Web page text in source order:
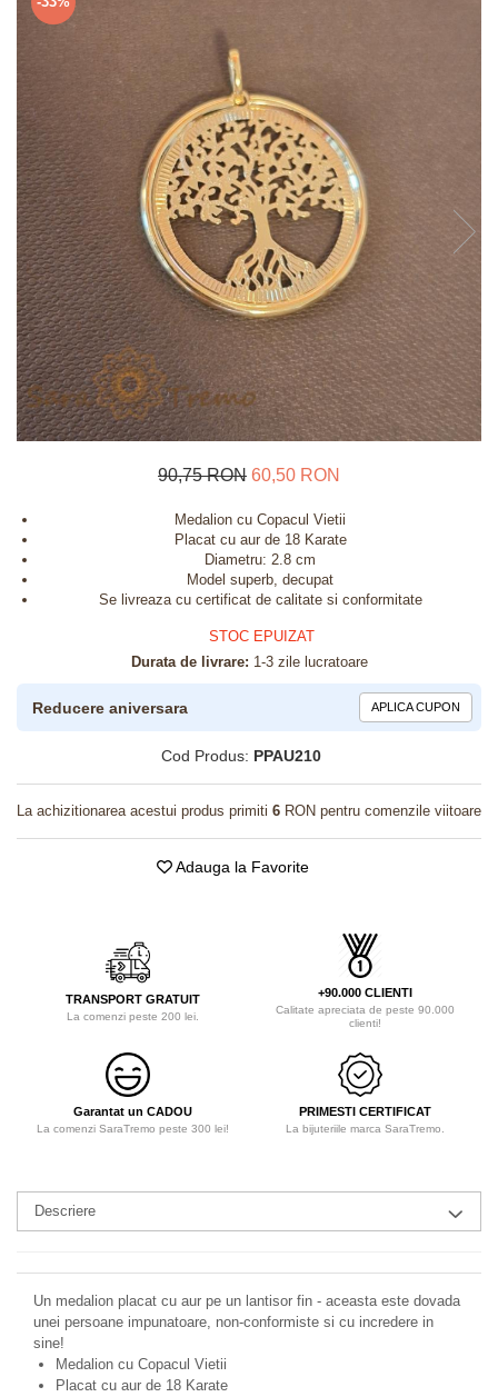
Bijuterii pentru barbati
Lanturi
Bratari
Talismane
Verighete
Bijuterii din argint placate cu aur
24K
90,75 RON 60,50 RON
Medalion cu Copacul Vietii
Placat cu aur de 18 Karate
Diametru: 2.8 cm
Model superb, decupat
Se livreaza cu certificat de calitate si conformitate
STOC EPUIZAT
Durata de livrare: 1-3 zile lucratoare
Reducere aniversara APLICA CUPON
Cod Produs: PPAU210
La achizitionarea acestui produs primiti 6 RON pentru comenzile viitoare
Adauga la Favorite
TRANSPORT GRATUIT
La comenzi peste 200 lei.
+90.000 CLIENTI
Calitate apreciata de peste 90.000
clienti!
Garantat un CADOU
La comenzi SaraTremo peste 300 lei!
PRIMESTI CERTIFICAT
La bijuteriile marca SaraTremo.
Descriere
Un medalion placat cu aur pe un lantisor fin - aceasta este dovada
unei persoane impunatoare, non-conformiste si cu incredere in
sine!
Medalion cu Copacul Vietii
Placat cu aur de 18 Karate